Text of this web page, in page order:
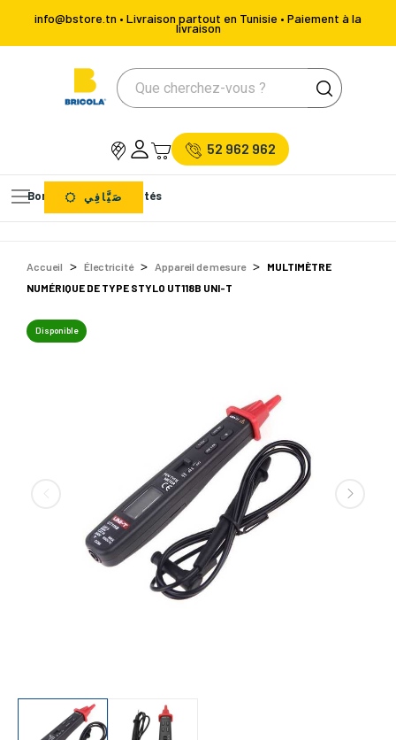
info@bstore.tn • Livraison partout en Tunisie • Paiement à la
livraison
52 962 962
Bons Plans Nouveautés
صَيَّافِي
Accueil Électricité Appareil de mesure
MULTIMÈTRE
NUMÉRIQUE DE TYPE STYLO UT118B UNI-T
Disponible